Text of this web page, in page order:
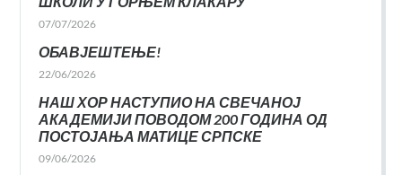
07/07/2026
ОБАВЈЕШТЕЊЕ!
22/06/2026
НАШ ХОР НАСТУПИО НА СВЕЧАНОЈ
АКАДЕМИЈИ ПОВОДОМ 200 ГОДИНА ОД
ПОСТОЈАЊА МАТИЦЕ СРПСКЕ
09/06/2026